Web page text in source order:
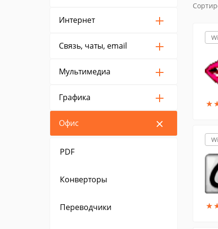
Интернет
Связь, чаты, email
Мультимедиа
Графика
Офис
PDF
Конверторы
Переводчики
★
★
★
★